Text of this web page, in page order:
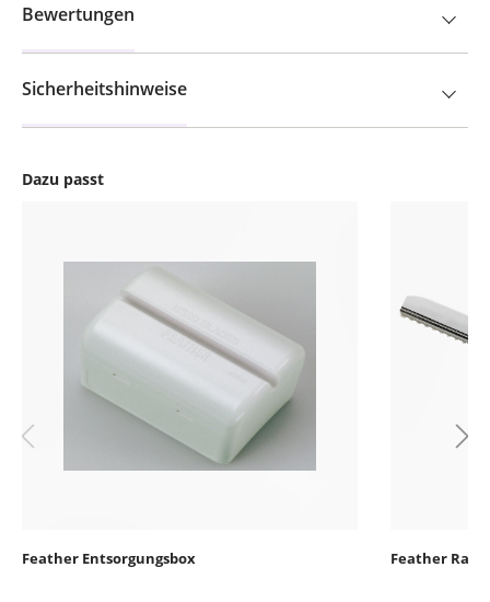
Dazu passt
Feather Entsorgungsbox Feather
Bewertungen
Sicherheitshinweise